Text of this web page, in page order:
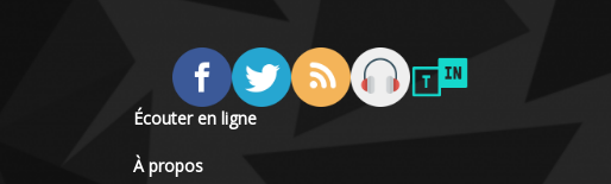
Écouter en ligne
À propos